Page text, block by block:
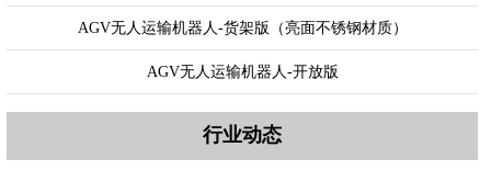
AGV无人运输机器人-货架版（亮面不锈钢材质）
AGV无人运输机器人-开放版
行业动态